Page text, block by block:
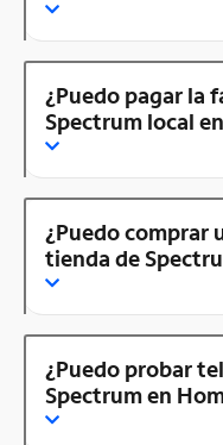
¿Puedo pagar la
Spectrum local
¿Puedo comprar
tienda de
¿Puedo probar
Spectrum en